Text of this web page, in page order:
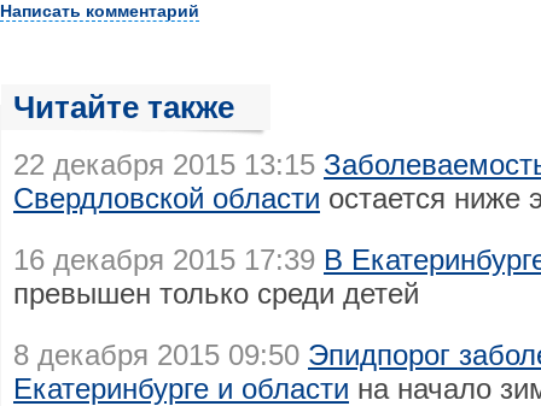
Написать комментарий
Читайте также
22 декабря 2015 13:15
Свердловской области остается ниже
16 декабря 2015 17:39 В
превышен только среди детей
8 декабря 2015 09:50 Эпидпорог
Екатеринбурге и области на начало